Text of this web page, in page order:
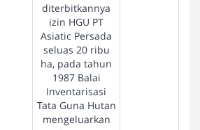
diterbitkannya
izin HGU PT
Asiatic Persada
seluas 20 ribu
ha, pada tahun
1987 Balai
Inventarisasi
Tata Guna Hutan
mengeluarkan